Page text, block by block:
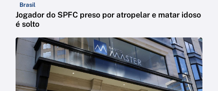
Brasil
Jogador do SPFC preso por atropelar e matar idoso
é solto